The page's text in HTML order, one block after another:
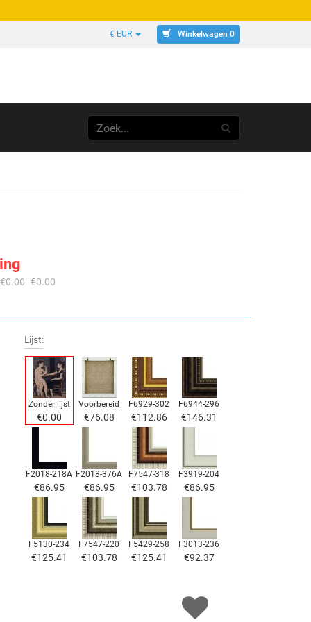
€ EUR Winkelwagen 0
€0.00 €0.00
Lijst:
Zonder lijst
€0.00
Voorbereid
€76.08
F6929-302
€112.86
F6944-296
€146.31
F2018-218A
€86.95
F2018-376A
€86.95
F7547-318
€103.78
F3919-204
€86.95
F5130-234
€125.41
F7547-220
€103.78
F5429-258
€125.41
F3013-236
€92.37
F7034-298